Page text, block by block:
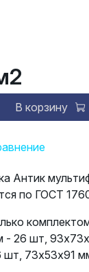
В корзину
Антик
по ГОСТ
- 26 шт,
шт, 73х53х91